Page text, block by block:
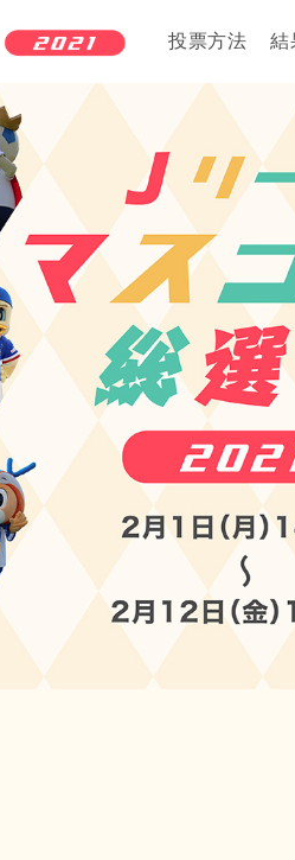
投票方法 結